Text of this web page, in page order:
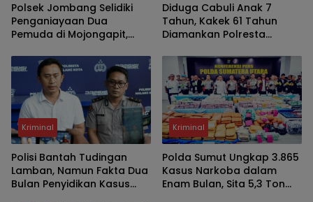
Polsek Jombang Selidiki
Penganiayaan Dua
Pemuda di Mojongapit,
Diduga Cabuli Anak 7
Tahun, Kakek 61 Tahun
Diamankan Polresta
Kriminal
Polisi Bantah Tudingan
Lamban, Namun Fakta Dua
Bulan Penyidikan Kasus
Kriminal
Polda Sumut Ungkap 3.865
Kasus Narkoba dalam
Enam Bulan, Sita 5,3 Ton